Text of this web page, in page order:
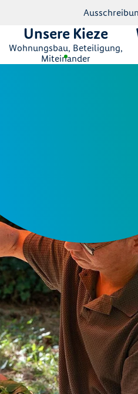
Unsere Kieze
Wohnungsbau, Beteiligung,
Miteinander